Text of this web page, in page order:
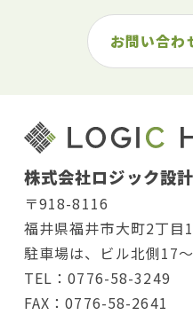
お問い合わ
株式会社ロジック設計
〒918-8116
福井県福井市大町2丁
駐車場は、ビル北側17
TEL：0776-58-3249
FAX：0776-58-2641